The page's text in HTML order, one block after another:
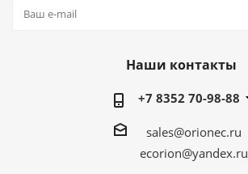
Наши контакты
+7 8352 70-98-88
sales@orionec.ru
ecorion@yandex.ru